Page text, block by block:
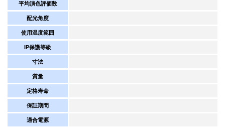
平均演色評価数
配光角度
使用温度範囲
IP保護等級
寸法
質量
定格寿命
保証期間
適合電源